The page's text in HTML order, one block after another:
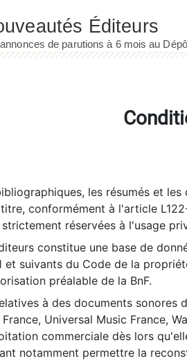
les résumés et
conformément à l'article
réservées à l'usage
constitue une base de
et suivants du Code de la
préalable de la BnF.
à des documents sonores
Universal Music France,
commerciale dès lors
notamment permettre la